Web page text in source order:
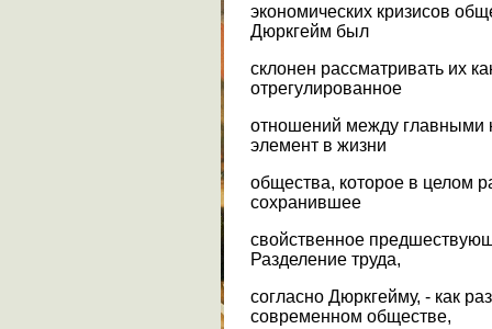
экономических кризисов
Дюркгейм был
склонен рассматривать их
отрегулированное
отношений между главными
элемент в жизни
общества, которое в целом
сохранившее
свойственное
Разделение труда,
согласно Дюркгейму, - как
современном обществе,